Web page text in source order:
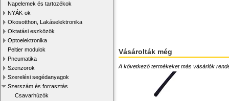
Napelemek és tartozékok
NYÁK-ok
Okosotthon, Lakáselektronika
Oktatási eszközök
Optoelektronika
Peltier modulok
Pneumatika
Szenzorok
Szerelési segédanyagok
Szerszám és forrasztás
Csavarhúzók
Vásárolták még
A következő termékeket más vásárlók